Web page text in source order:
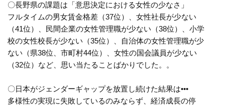
〇長野県の課題は「意思決定における女性の少なさ」
フルタイムの男女賃金格差（37位）、女性社長が少ない
（41位）、民間企業の女性管理職が少ない（38位）、小学
校の女性校長が少ない（35位）、自治体の女性管理職が少
ない（県38位、市町村44位）、女性の国会議員が少ない
（32位）など、思い当たることばかりでした。。
〇日本がジェンダーギャップを放置し続けた結果は•••
多様性の実現に失敗しているのみならず、経済成長の停